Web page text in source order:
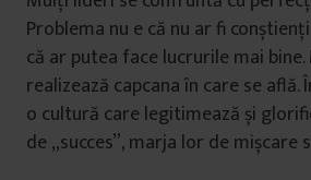
Problema nu e că nu ar fi
că ar putea face lucrurile mai
realizează capcana în care se află.
o cultură care legitimează și
de „succes”, marja lor de